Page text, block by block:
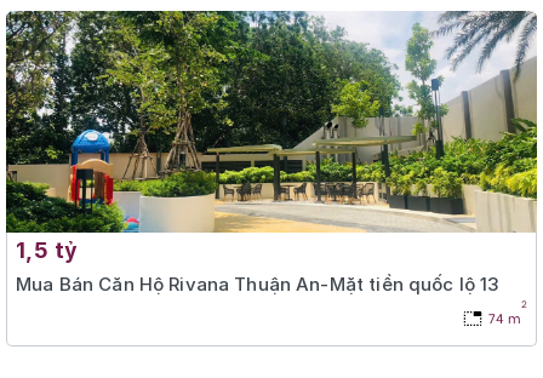
1,5 tỷ
Mua Bán Căn Hộ Rivana Thuận An-Mặt tiền quốc lộ 13
74 m
2